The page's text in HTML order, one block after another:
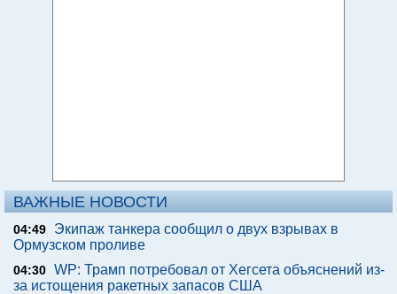
ВАЖНЫЕ НОВОСТИ
04:49
Экипаж танкера сообщил о двух взрывах в
Ормузском проливе
04:30 WP: Трамп потребовал от Хегсета объяснений из-
за истощения ракетных запасов США